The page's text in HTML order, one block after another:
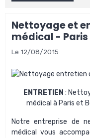
Nettoyage et
médical -
Le 12/08/2015
ENTRETIEN :
médical à Paris et
Notreentreprise de
médical
vous